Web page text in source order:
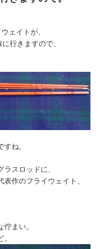
ェイトが、
行きますので、
ね。
スロッドに、
作のフライウェイト、
まい。